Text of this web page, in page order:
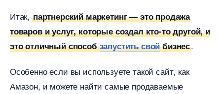
Итак, партнерский маркетинг — это продажа
товаров и услуг, которые создал кто-то другой, и
это отличный спосозапустить свойизнес.
Особенно если вы используете такой сайт, как
Амазон, и можете найти самые продаваемые